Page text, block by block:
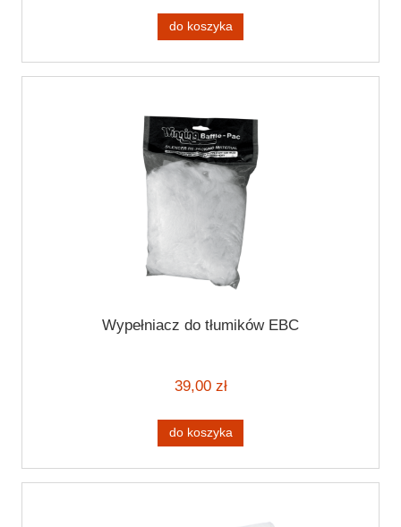
do koszyka
Wypełniacz do tłumików EBC
39,00 zł
do koszyka